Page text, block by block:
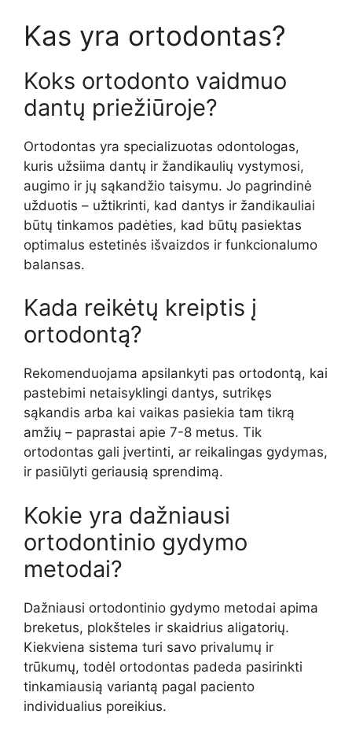
Kas yra ortodontas?
Koks ortodonto vaidmuo
dantų priežiūroje?
Ortodontas yra specializuotas odontologas,
kuris užsiima dantų ir žandikaulių vystymosi,
augimo ir jų sąkandžio taisymu. Jo pagrindinė
užduotis – užtikrinti, kad dantys ir žandikauliai
būtų tinkamos padėties, kad būtų pasiektas
optimalus estetinės išvaizdos ir funkcionalumo
balansas.
Kada reikėtų kreiptis į
ortodontą?
Rekomenduojama apsilankyti pas ortodontą, kai
pastebimi netaisyklingi dantys, sutrikęs
sąkandis arba kai vaikas pasiekia tam tikrą
amžių – paprastai apie 7-8 metus. Tik
ortodontas gali įvertinti, ar reikalingas gydymas,
ir pasiūlyti geriausią sprendimą.
Kokie yra dažniausi
ortodontinio gydymo
metodai?
Dažniausi ortodontinio gydymo metodai apima
breketus, plokšteles ir skaidrius aligatorių.
Kiekviena sistema turi savo privalumų ir
trūkumų, todėl ortodontas padeda pasirinkti
tinkamiausią variantą pagal paciento
individualius poreikius.